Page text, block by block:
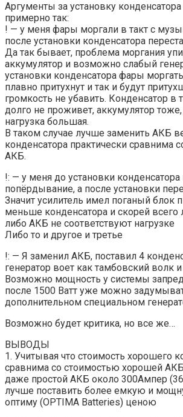
Аргументы за установку
примерно так:
! — у меня фары моргали в такт с
после установки конденсатора
Да так бывает, проблема моргания
аккумулятор и возможно слабый
установки конденсатора фары
плавно притухнут и так и будут
громкость не убавить. Конденсатор
долго не проживет, аккумулятор тоже,
нагрузка большая.
В таком случае лучше заменить АКБ
конденсатора практически сравнима
АКБ.
!: — у меня до установки
попёрдывание, а после установки
Значит усилитель имел поганый блок
меньше конденсатора и скорей всего
либо АКБ не соответствуют нагрузке
Либо то и другое и третье
!: — Я заменил АКБ, поставил 4
генератор воет как тамбовский волк
Возможно мощность у системы
после 1500 Ватт уже можно
дополнительном специальном
Возможно будет критика, но все же…
ВЫВОДЫ
1. Учитывая что стоимость хорошего
сравнима со стоимостью хорошей
даже простой АКБ около 300Ампер
лучше поставить более емкую и
оптиму (OPTIMA Batteries) ценою